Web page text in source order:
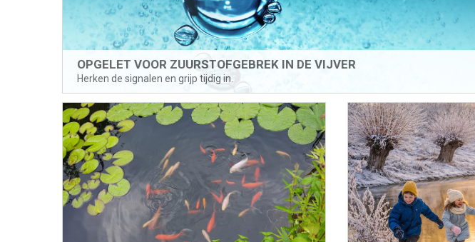
OPGELET VOOR ZUURSTOFGEBREK IN DE VIJVER
Herken de signalen en grijp tijdig in.